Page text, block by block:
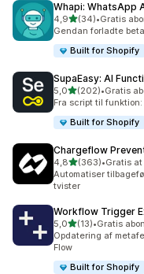
Whapi: WhatsApp
4,9ud af 5 stjerner
(34)
34 anmeldelser i alt
•Gratis
Gendan forladte
Built for Shopify
SupaEasy: AI
5,0ud af 5 stjerner
(202)
202 anmeldelser i alt
•Gratis
Fra script til
Built for Shopify
Chargeflow
4,8ud af 5 stjerner
(363)
363 anmeldelser i alt
•Gratis
Automatiser
tvister
Workflow Trigger
5,0ud af 5 stjerner
(13)
13 anmeldelser i alt
•Gratis
Opdatering af
Flow
Built for Shopify